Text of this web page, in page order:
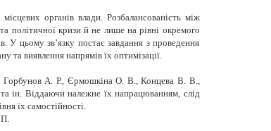
органів влади. Розбалансованість між
політичної кризи й не лише на рівні окремого
У цьому зв’язку постає завдання з проведення
та виявлення напрямів їх оптимізації.
Горбунов А. Р., Єрмошкіна О. В., Концева В. В.,
Віддаючи належне їх напрацюванням, слід
їх самостійності.